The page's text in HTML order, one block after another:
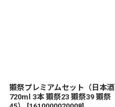
獺祭プレミアムセット（日本酒
720ml 3本 獺祭23 獺祭39 獺祭